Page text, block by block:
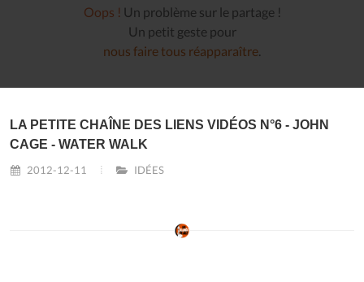
Oops ! Un problème sur le partage !
Un petit geste pour
nous faire tous réapparaître.
LA PETITE CHAÎNE DES LIENS VIDÉOS N°6 - JOHN
CAGE - WATER WALK
2012-12-11 IDÉES